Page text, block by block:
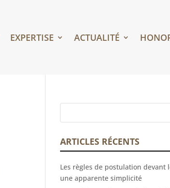
EXPERTISE ACTUALITÉ
ARTICLES RÉCENTS
Les règles de postulation devant
une apparente simplicité